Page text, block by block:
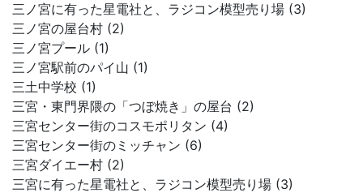
三ノ宮に有った星電社と、ラジコン模型売り場 (3)
三ノ宮の屋台村 (2)
三ノ宮プール (1)
三ノ宮駅前のパイ山 (1)
三土中学校 (1)
三宮・東門界隈の「つぼ焼き」の屋台 (2)
三宮センター街のコスモポリタン (4)
三宮センター街のミッチャン (6)
三宮ダイエー村 (2)
三宮に有った星電社と、ラジコン模型売り場 (3)